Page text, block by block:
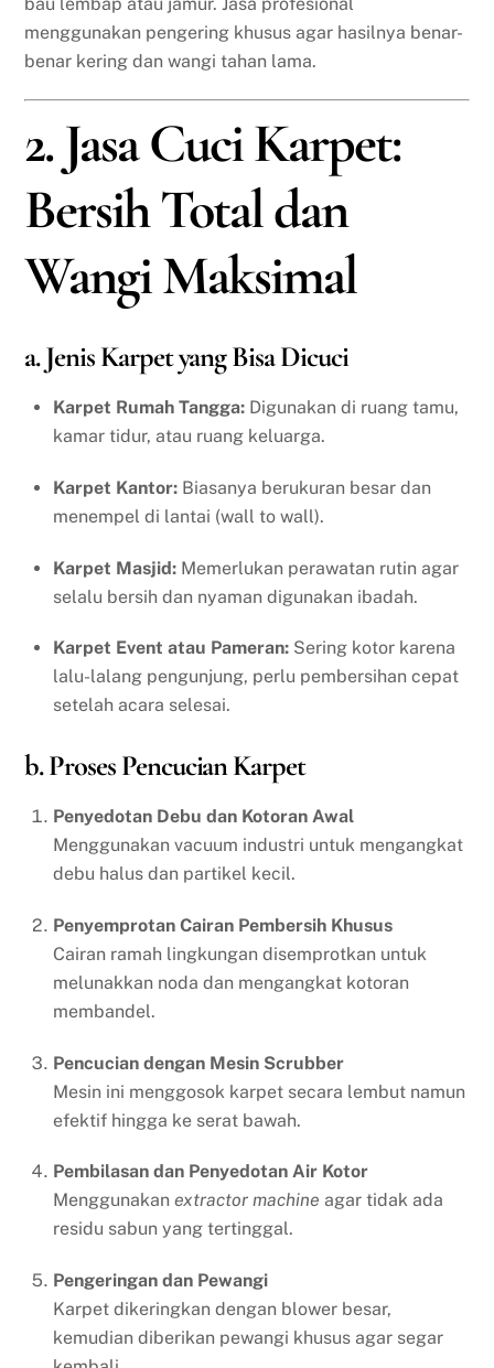
menggunakan pengering khusus agar hasilnya benar-
benar kering dan wangi tahan lama.
2. Jasa Cuci Karpet:
Bersih Total dan
Wangi Maksimal
a. Jenis Karpet yang Bisa Dicuci
Karpet Rumah Tangga: Digunakan di ruang tamu,
kamar tidur, atau ruang keluarga.
Karpet Kantor: Biasanya berukuran besar dan
menempel di lantai (wall to wall).
Karpet Masjid: Memerlukan perawatan rutin agar
selalu bersih dan nyaman digunakan ibadah.
Karpet Event atau Pameran: Sering kotor karena
lalu-lalang pengunjung, perlu pembersihan cepat
setelah acara selesai.
b. Proses Pencucian Karpet
Penyedotan Debu dan Kotoran Awal
Menggunakan vacuum industri untuk mengangkat
debu halus dan partikel kecil.
Penyemprotan Cairan Pembersih Khusus
Cairan ramah lingkungan disemprotkan untuk
melunakkan noda dan mengangkat kotoran
membandel.
Pencucian dengan Mesin Scrubber
Mesin ini menggosok karpet secara lembut namun
efektif hingga ke serat bawah.
Pembilasan dan Penyedotan Air Kotor
Menggunakan extractor machine agar tidak ada
residu sabun yang tertinggal.
Pengeringan dan Pewangi
Karpet dikeringkan dengan blower besar,
kemudian diberikan pewangi khusus agar segar